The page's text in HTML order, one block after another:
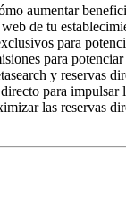
aumentar
de tu
para
para
y reservas
para impulsar
las reservas